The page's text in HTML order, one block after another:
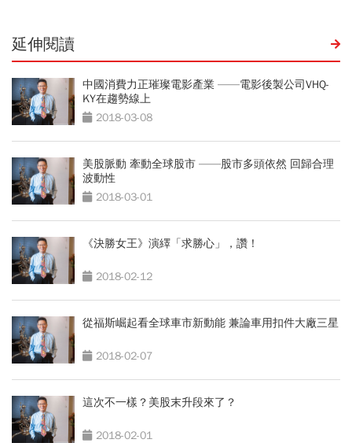
延伸閱讀
中國消費力正璀璨電影產業 ——電影後製公司VHQ-
KY在趨勢線上
2018-03-08
美股脈動 牽動全球股市 ——股市多頭依然 回歸合理
波動性
2018-03-01
《決勝女王》演繹「求勝心」，讚！
2018-02-12
從福斯崛起看全球車市新動能 兼論車用扣件大廠三星
2018-02-07
這次不一樣？美股末升段來了？
2018-02-01